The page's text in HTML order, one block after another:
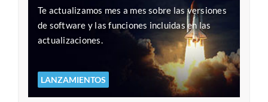
Te actualizamos mes a mes sobre las versiones
de software y las funciones incluidas en las
actualizaciones.
LANZAMIENTOS